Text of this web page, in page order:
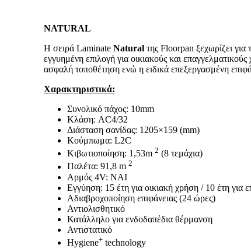
NATURAL
Η σειρά Laminate Naturalτης Floorpan ξεχωρίζει για
εγγυημένη επιλογή για οικιακούς και
ασφαλή τοποθέτηση ενώ η ειδικά επεξεργασμένη
Χαρακτηριστικά:
Συνολικό πάχος: 10mm
Κλάση: AC4/32
Διάσταση σανίδας: 1205×159 (mm)
Κούμπωμα: L2C
Κιβωτιοποίηση: 1,53m 2 (8 τεμάχια)
Παλέτα: 91,8 m 2
Αρμός 4V: ΝΑΙ
Εγγύηση: 15 έτη για οικιακή χρήση / 10 έτη για
Αδιαβροχοποίηση επιφάνειας (24 ώρες)
Αντιολισθητικό
Κατάλληλο για ενδοδαπέδια θέρμανση
Αντιστατικό
Hygiene+technology